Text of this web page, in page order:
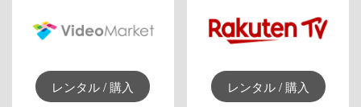
レンタル / 購入 レンタル / 購入